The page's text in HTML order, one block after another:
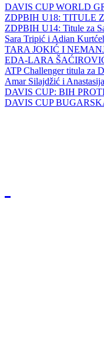
DAVIS CUP WORLD
ZDPBIH U18: TITULE
ZDPBIH U14: Titule za
Sara Tripić i Adian
TARA JOKIĆ I
EDA-LARA
ATP Challenger titula za
Amar Silajdžić i
DAVIS CUP: BIH
DAVIS CUP